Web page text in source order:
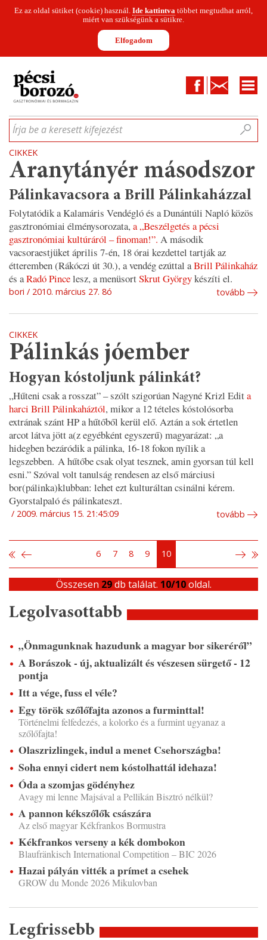
Ez az oldal sütiket (cookie) használ. Ide kattintva többet megtudhat arról,
miért van szükségünk a sütikre.
Elfogadom
FacebookKapcsolat
CIKKEKHÍREKINFOGRAFIKÁKMUNKATÁRSAKWINESOFA
Írja be a keresett kifejezést
CIKKEK
Aranytányér másodszor
Pálinkavacsora a Brill Pálinkaházzal
Folytatódik a Kalamáris Vendégló és a Dunántúli Napló közös
gasztronómiai élménysorozata,a „Beszélgetés a pécsi
gasztronómiai kultúráról – finoman!”. A második
vacsoraestjüket április 7-én, 18 órai kezdettel tartják az
étteremben (Rákóczi út 30.), a vendég ezúttal aBrill Pálinkaház
és aRadó Pincelesz, a menüsortSkrut Györgykészíti el.
bori 2010. március 27. 8ó tovább
CIKKEK
Pálinkás jóember
Hogyan kóstoljunk pálinkát?
„Hűteni csak a rosszat”– szólt szigorúan Nagyné Krizl Edita
harci Brill Pálinkaháztól, mikor a 12 tételes kóstolósorba
extrának szánt HP a hűtőből kerül elő. Aztán a sok értetlen
arcot látva jött a(z egyébként egyszerű) magyarázat: „a
hidegben bezáródik a pálinka, 16-18 fokon nyílik a
legszebben. A hűtőbe csak olyat tesznek, amin gyorsan túl kell
esni.”Szóval volt tanulság rendesen az első márciusi
bor(pálinka)klubban: lehet ezt kulturáltan csinálni kérem.
Gyorstalpaló és pálinkateszt.
2009. március 15. 21:45:09 tovább
6 7 8 9 10
Összesen 29db találat. 10/10oldal.
Legolvasottabb
„Önmagunknak hazudunk a magyar bor sikeréről”
A Borászok - új, aktualizált és vészesen sürgető - 12
pontja
Itt a vége, fuss el véle?
Egy török szőlőfajta azonos a furminttal!
Történelmi felfedezés, a kolorko és a furmint ugyanaz a
szőlőfajta!
Olaszrizlingek, indul a menet Csehországba!
Soha ennyi cidert nem kóstolhattál idehaza!
Óda a szomjas gödényhez
Avagy mi lenne Majsával a Pellikán Bisztró nélkül?
A pannon kékszőlők császára
Az első magyar Kékfrankos Bormustra
Kékfrankos verseny a kék dombokon
Blaufränkisch International Competition – BIC 2026
Hazai pályán vitték a prímet a csehek
GROW du Monde 2026 Mikulovban
Legfrissebb